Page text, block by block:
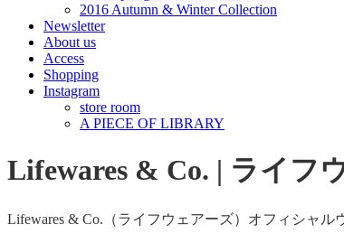
2016 Autumn & Winter Collection
Newsletter
About us
Access
Shopping
Instagram
store room
A PIECE OF LIBRARY
Lifewares & Co. | ライフ
Lifewares & Co.（ライフウェアーズ）オフィシャル